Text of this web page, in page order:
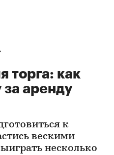
торга: как
за аренду
к
вескими
несколько